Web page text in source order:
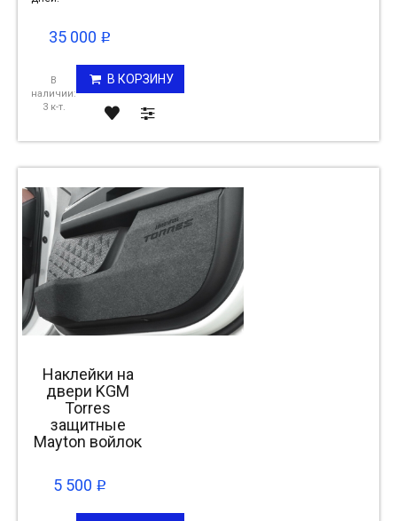
35 000 p
В
наличии:
3 к-т.
В КОРЗИНУ
Наклейки на
двери KGM
Torres
защитные
Mayton войлок
5 500 p